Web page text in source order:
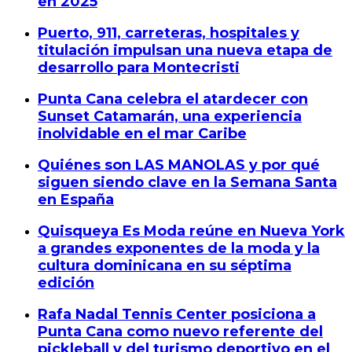
Puerto, 911, carreteras, hospitales y
titulación impulsan una nueva etapa de
desarrollo para Montecristi
Punta Cana celebra el atardecer con
Sunset Catamarán, una experiencia
inolvidable en el mar Caribe
Quiénes son LAS MANOLAS y por qué
siguen siendo clave en la Semana Santa
en España
Quisqueya Es Moda reúne en Nueva York
a grandes exponentes de la moda y la
cultura dominicana en su séptima
edición
Rafa Nadal Tennis Center posiciona a
Punta Cana como nuevo referente del